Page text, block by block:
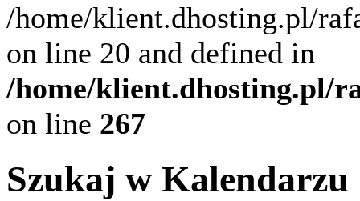
/home/klient.dhosting.pl/
on line 20 and defined in
/home/klient.dhosting.pl/
on line 267
Szukaj w Kalendarzu